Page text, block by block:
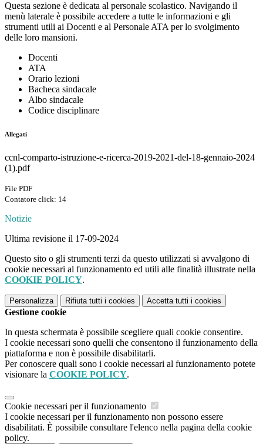
Questa sezione è dedicata al personale scolastico. Navigando il
menù laterale è possibile accedere a tutte le informazioni e gli
strumenti utili ai Docenti e al Personale ATA per lo svolgimento
delle loro mansioni.
Docenti
ATA
Orario lezioni
Bacheca sindacale
Albo sindacale
Codice disciplinare
Allegati
ccnl-comparto-istruzione-e-ricerca-2019-2021-del-18-gennaio-2024
(1).pdf
File PDF
Contatore click: 14
Notizie
Ultima revisione il 17-09-2024
Questo sito o gli strumenti terzi da questo utilizzati si avvalgono di
cookie necessari al funzionamento ed utili alle finalità illustrate nella
COOKIE POLICY.
Personalizza Rifiuta tutti i cookies Accetta tutti i cookies
Gestione cookie
In questa schermata è possibile scegliere quali cookie consentire.
I cookie necessari sono quelli che consentono il funzionamento della
piattaforma e non è possibile disabilitarli.
Per conoscere quali sono i cookie necessari al funzionamento potete
visionare la COOKIE POLICY.
Cookie necessari per il funzionamento
I cookie necessari per il funzionamento non possono essere
disabilitati. È possibile consultare l'elenco nella pagina della cookie
policy.